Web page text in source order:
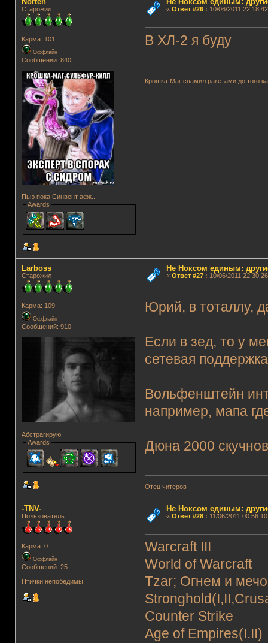
Старожил
Карма: 101
Оффлайн
Сообщений: 840
Пью пока Синвент афк...
Awards
« Ответ #26: 10/06/2011
В ХЛ-2 я буду
Крошка-Маг спамил ракетами до того
Lаrboss
Старожил
Карма: 109
Оффлайн
Сообщений: 910
Абстрагирую
Awards
Не Ноксом единым:
« Ответ #27: 10/06/2011
Юрий, в тоталлу,
Если в зед, то у
сетевая
Вольфенштейн
например, мапа
Дюна 2000
Отец читеров
-TNV-
Пользователь
Карма: 0
Оффлайн
Сообщений: 25
Птички непобедимы!
Не Ноксом единым:
« Ответ #28: 11/06/2011
Warcraft III
World of Warcraft
Tzar; Огнем и
Counter Strike
Age of Empires(I.II)